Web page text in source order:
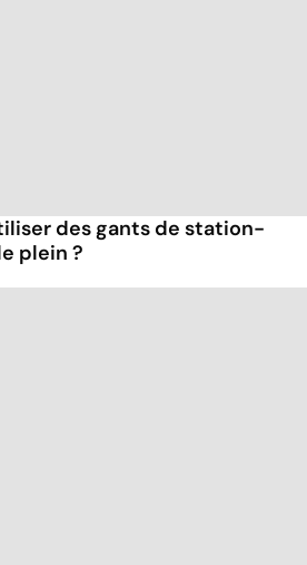
des gants de station-
plein ?